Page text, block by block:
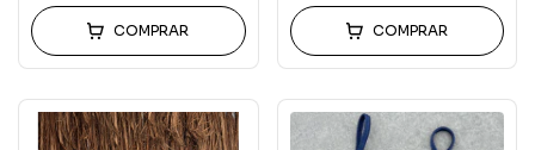
COMPRAR COMPRAR